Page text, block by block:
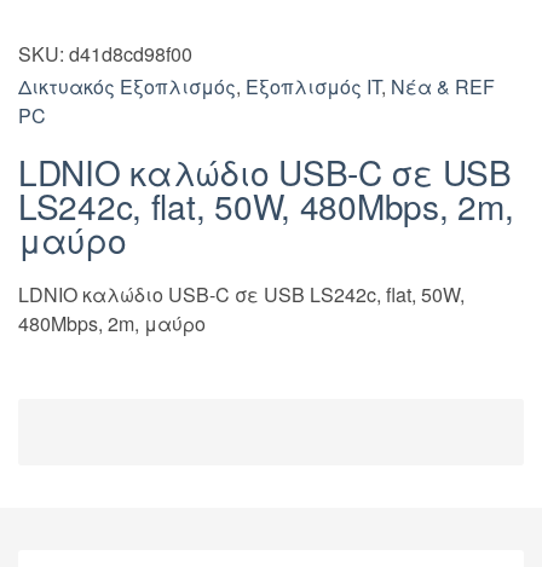
SKU: d41d8cd98f00
Δικτυακός Εξοπλισμός, Εξοπλισμός IT, Νέα & REF
PC
LDNIO καλώδιο USB-C σε USB
LS242c, flat, 50W, 480Mbps, 2m,
μαύρο
LDNIO καλώδιο USB-C σε USB LS242c, flat, 50W,
480Mbps, 2m, μαύρο